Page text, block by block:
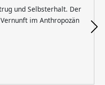
und Selbsterhalt. Der
im Anthropozän